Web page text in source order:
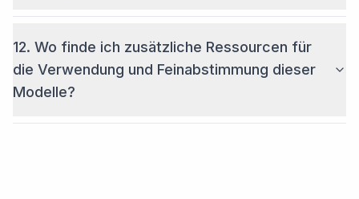
12. Wo finde ich zusätzliche Ressourcen für
die Verwendung und Feinabstimmung dieser
Modelle?